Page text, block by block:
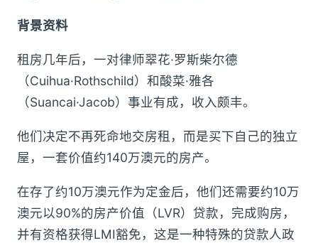
背景资料
租房几年后，一对律师翠花·罗斯柴尔德
（Cuihua·Rothschild）和酸菜·雅各
（Suancai·Jacob）事业有成，收入颇丰。
他们决定不再死命地交房租，而是买下自己的独立
屋，一套价值约140万澳元的房产。
在存了约10万澳元作为定金后，他们还需要约10万
澳元以90%的房产价值（LVR）贷款，完成购房，
并有资格获得LMI豁免，这是一种特殊的贷款人政